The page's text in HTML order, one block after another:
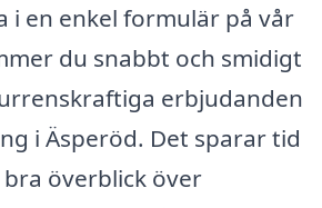
i en enkel formulär på vår
du snabbt och smidigt
erbjudanden
i Äsperöd. Det sparar tid
överblick över